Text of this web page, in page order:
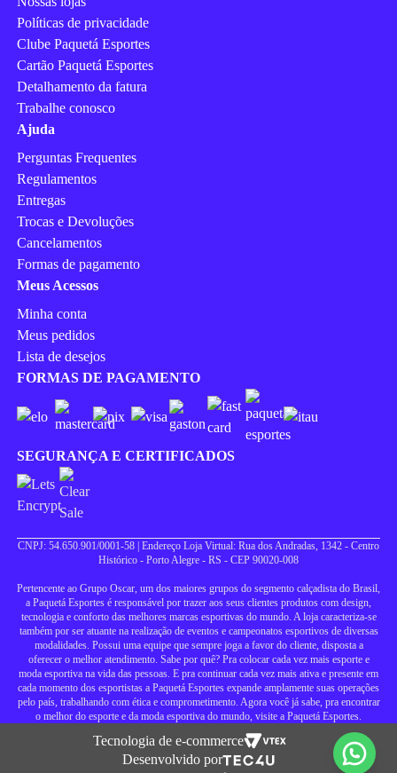
Políticas de privacidade
Clube Paquetá Esportes
Cartão Paquetá Esportes
Detalhamento da fatura
Trabalhe conosco
Ajuda
Perguntas Frequentes
Regulamentos
Entregas
Trocas e Devoluções
Cancelamentos
Formas de pagamento
Meus Acessos
Minha conta
Meus pedidos
Lista de desejos
FORMAS DE PAGAMENTO
SEGURANÇA E CERTIFICADOS
CNPJ: 54.650.901/0001-58 | Endereço Loja Virtual: Rua dos Andradas, 1342 - Centro
Histórico - Porto Alegre - RS - CEP 90020-008
Pertencente ao Grupo Oscar, um dos maiores grupos do segmento calçadista do Brasil,
a Paquetá Esportes é responsável por trazer aos seus clientes produtos com design,
tecnologia e conforto das melhores marcas esportivas do mundo. A loja caracteriza-se
também por ser atuante na realização de eventos e campeonatos esportivos de diversas
modalidades. Possui uma equipe que sempre joga a favor do cliente, disposta a
oferecer o melhor atendimento. Sabe por quê? Pra colocar cada vez mais esporte e
moda esportiva na vida das pessoas. E pra continuar cada vez mais ativa e presente em
cada momento dos esportistas a Paquetá Esportes expande amplamente suas operações
pelo país, trabalhando com ética e comprometimento. Agora você já sabe, pra encontrar
o melhor do esporte e da moda esportiva do mundo, visite a Paquetá Esportes.
Tecnologia de e-commerce
Desenvolvido por